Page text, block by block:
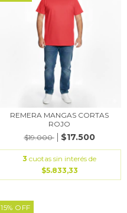
REMERA MANGAS CORTAS
ROJO
$19.000
$17.500
3 cuotas sin interés de
$5.833,33
15% OFF